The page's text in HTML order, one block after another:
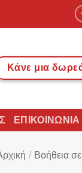
Κάνε μια
ΕΠΙΚΟΙΝΩΝΊΑ
/ Βοήθεια